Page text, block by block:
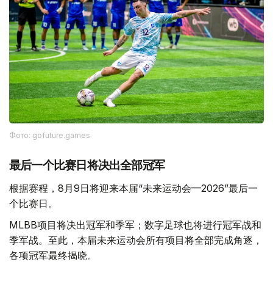
Фото: gofuture.games
最后一个比赛日将决出全部冠军
根据赛程，8月9日将迎来本届“未来运动会—2026”最后一
个比赛日。
MLBB项目将决出冠军和季军；数字足球也将进行冠军战和
季军战。至此，本届未来运动会所有项目将全部完成角逐，
各项冠军最终揭晓。